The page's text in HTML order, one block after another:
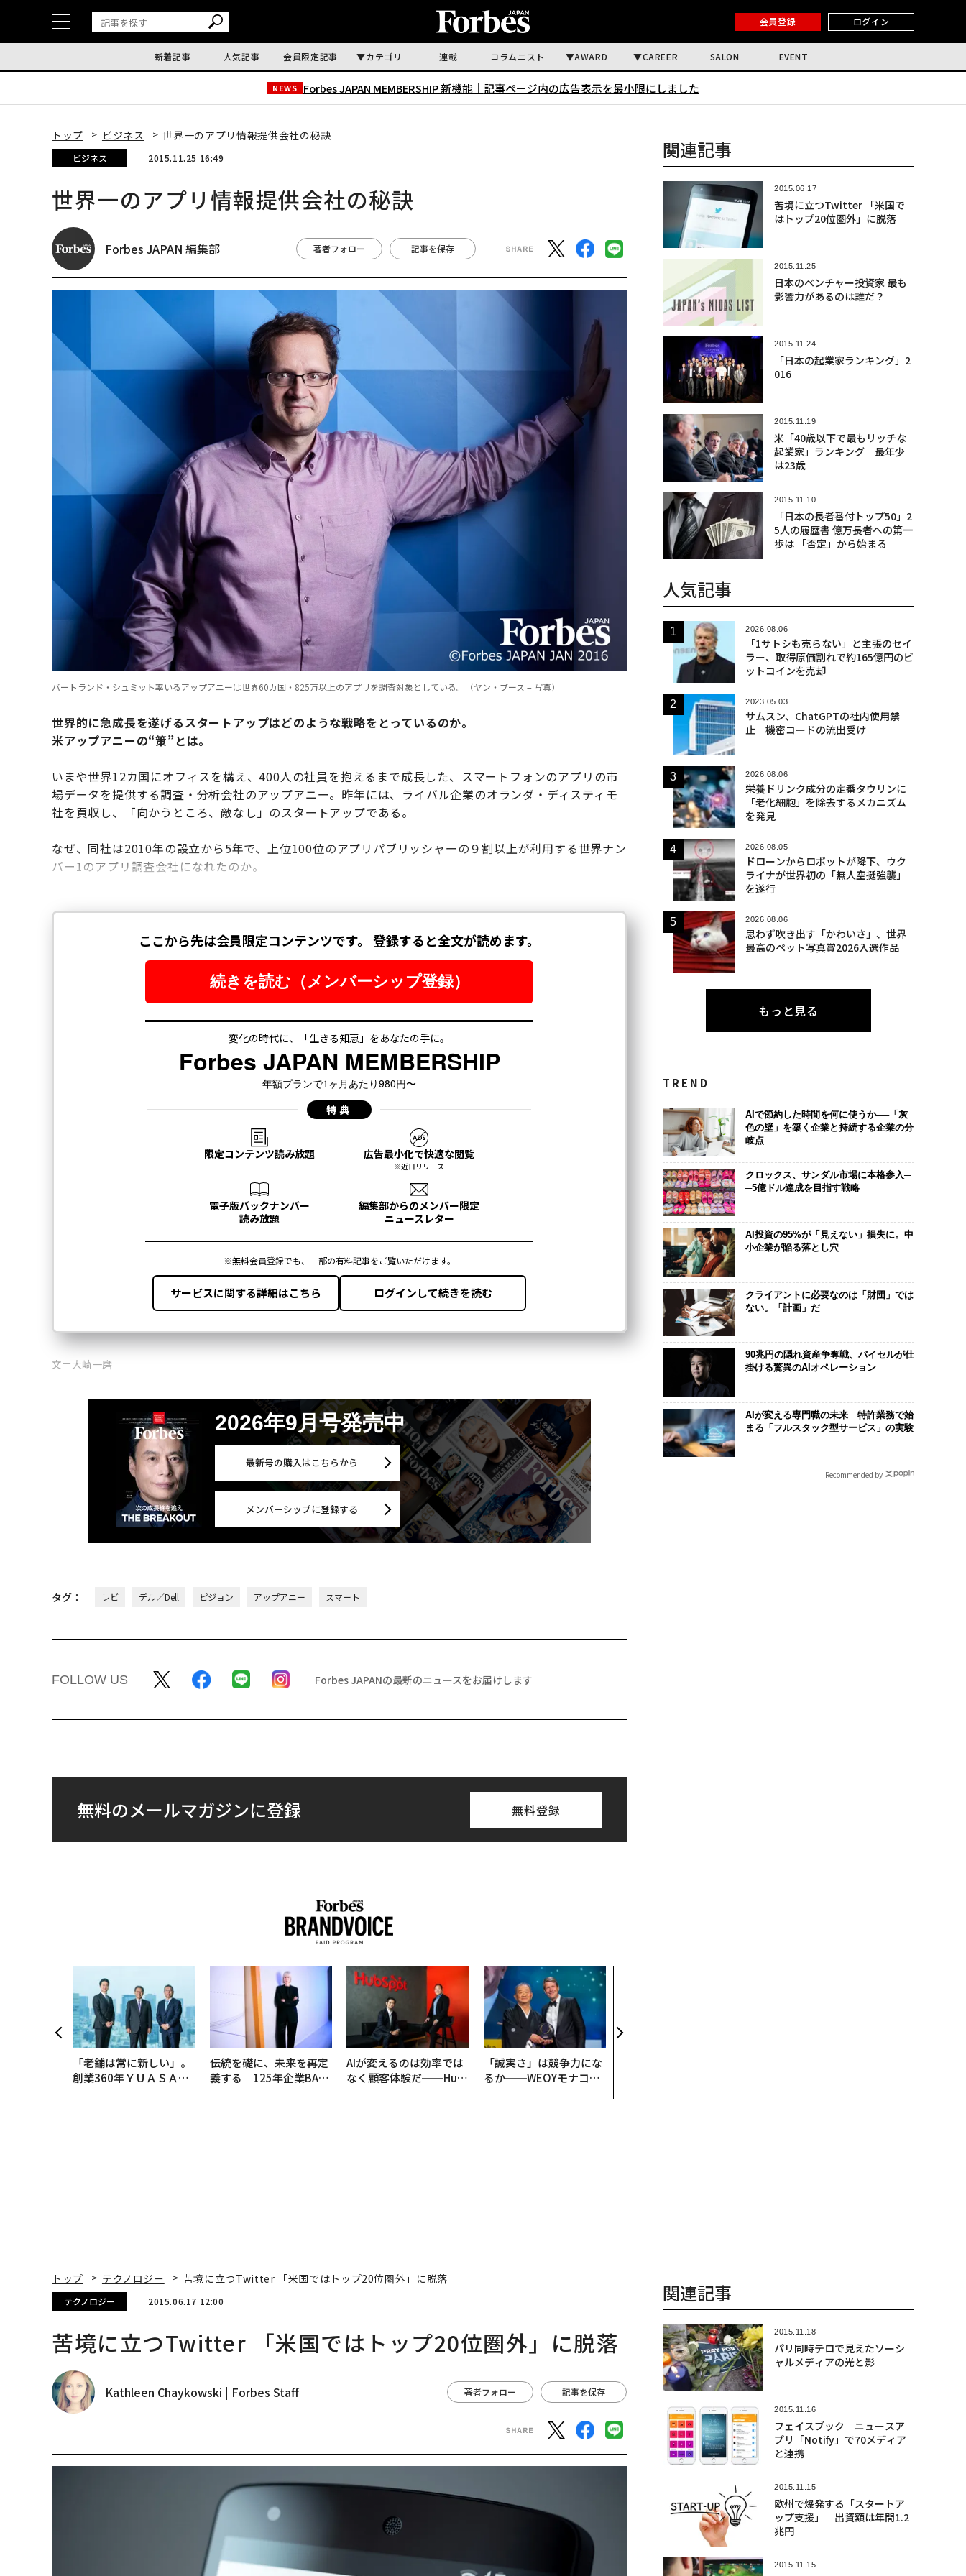
会員登録 ログイン
新着記事 人気記事 会員限定記事 カテゴリ 連載 コラムニスト AWARD CAREER SALON EVENT
NEWS Forbes JAPAN MEMBERSHIP 新機能｜ 記事ページ内の広告表示を最小限にしました
トップ ビジネス 世界一のアプリ情報提供会社の秘訣
ビジネス 2015.11.25 16:49
世界一のアプリ情報提供会社の秘訣
Forbes JAPAN 編集部 著者フォロー 記事を保存
バートランド・シュミット率いるアップアニーは世界60カ国・825万以上のアプリを調査対象としている。（ヤン・ブース = 写真）
世界的に急成長を遂げるスタートアップはどのような戦略をとっているのか。
米アップアニーの“策”とは。
いまや世界12カ国にオフィスを構え、400人の社員を抱えるまで成長した、スマートフォンのアプリの市
場データを提供する調査・分析会社のアップアニー。昨年には、ライバル企業のオランダ・ディスティモ
社を買収し、「向かうところ、敵なし」のスタートアップである。
なぜ、同社は2010年の設立から5年で、上位100位のアプリパブリッシャーの９割以上が利用する世界ナン
バー1のアプリ調査会社になれたのか。
文＝大崎一磨
2026年9月号発売中
最新号の購入はこちらから
メンバーシップに登録する
タグ： レビ デル／Dell ピジョン アップアニー スマート
FOLLOW US Forbes JAPANの最新のニュースをお届けします
無料のメールマガジンに登録 無料登録
「老舗は常に新しい」。
創業360年ＹＵＡＳＡと
伝統を礎に、未来を再定
義する 125年企業BAT
AIが変えるのは効率では
なく顧客体験だ──Hub
「誠実さ」は競争力にな
るか──WEOYモナコで
関連記事
2015.06.17
苦境に立つTwitter 「米国で
はトップ20位圏外」に脱落
2015.11.25
日本のベンチャー投資家 最も
影響力があるのは誰だ？
2015.11.24
「日本の起業家ランキング」2
016
2015.11.19
米「40歳以下で最もリッチな
起業家」ランキング 最年少
は23歳
2015.11.10
「日本の長者番付トップ50」2
5人の履歴書 億万長者への第一
歩は 「否定」から始まる
人気記事
2026.08.06
「1サトシも売らない」と主張のセイ
ラー、取得原価割れで約165億円のビ
ットコインを売却
2023.05.03
サムスン、ChatGPTの社内使用禁
止 機密コードの流出受け
2026.08.06
栄養ドリンク成分の定番タウリンに
「老化細胞」を除去するメカニズム
を発見
2026.08.05
ドローンからロボットが降下、ウク
ライナが世界初の「無人空挺強襲」
を遂行
2026.08.06
思わず吹き出す「かわいさ」、世界
最高のペット写真賞2026入選作品
もっと見る
TREND
AIで節約した時間を何に使うか──「灰
色の壁」を築く企業と持続する企業の分
岐点
クロックス、サンダル市場に本格参入─
─5億ドル達成を目指す戦略
AI投資の95%が「見えない」損失に。中
小企業が陥る落とし穴
クライアントに必要なのは「財団」では
ない。「計画」だ
90兆円の隠れ資産争奪戦、バイセルが仕
掛ける驚異のAIオペレーション
AIが変える専門職の未来 特許業務で始
まる「フルスタック型サービス」の実験
Recommended by
トップ テクノロジー 苦境に立つTwitter 「米国ではトップ20位圏外」に脱落
テクノロジー 2015.06.17 12:00
苦境に立つTwitter 「米国ではトップ20位圏外」に脱落
Kathleen Chaykowski | Forbes Staff 著者フォロー 記事を保存
関連記事
2015.11.18
パリ同時テロで見えたソーシ
ャルメディアの光と影
2015.11.16
フェイスブック ニュースア
プリ「Notify」で70メディア
と連携
2015.11.15
欧州で爆発する「スタートア
ップ支援」 出資額は年間1.2
兆円
2015.11.15